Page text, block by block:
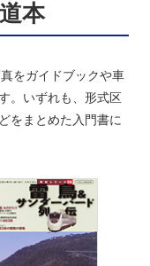
本
をガイドブックや車
。いずれも、形式区
をまとめた入門書に